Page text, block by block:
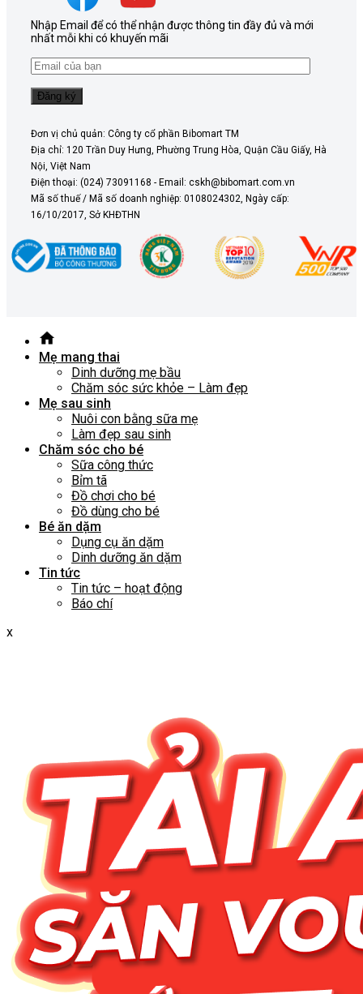
Nhập Email để có thể nhận được thông tin đầy đủ và mới
nhất mỗi khi có khuyến mãi
Đơn vị chủ quản: Công ty cổ phần Bibomart TM
Địa chỉ: 120 Trần Duy Hưng, Phường Trung Hòa, Quận Cầu Giấy, Hà
Nội, Việt Nam
Điện thoại: (024) 73091168 - Email: cskh@bibomart.com.vn
Mã số thuế / Mã số doanh nghiệp: 0108024302, Ngày cấp:
16/10/2017, Sở KHĐTHN
Mẹ mang thai
Dinh dưỡng mẹ bầu
Chăm sóc sức khỏe – Làm đẹp
Mẹ sau sinh
Nuôi con bằng sữa mẹ
Làm đẹp sau sinh
Chăm sóc cho bé
Sữa công thức
Bỉm tã
Đồ chơi cho bé
Đồ dùng cho bé
Bé ăn dặm
Dụng cụ ăn dặm
Dinh dưỡng ăn dặm
Tin tức
Tin tức – hoạt động
Báo chí
x